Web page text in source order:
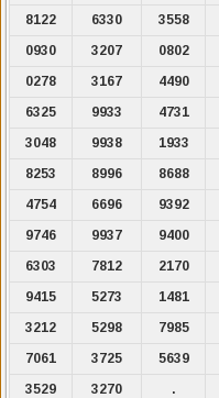
8122
6330 3558
0930
3207 0802
0278
3167 4490
6325
9933 4731
3048
9938 1933
8253
8996 8688
4754
6696 9392
9746
9937 9400
6303
7812 2170
9415
5273 1481
3212
5298 7985
7061
3725 5639
3529
3270 .